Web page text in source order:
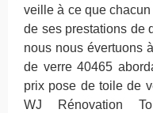
veille à ce que
de ses prestations de
nous nous évertuons
de verre 40465
prix pose de toile de
WJ Rénovation